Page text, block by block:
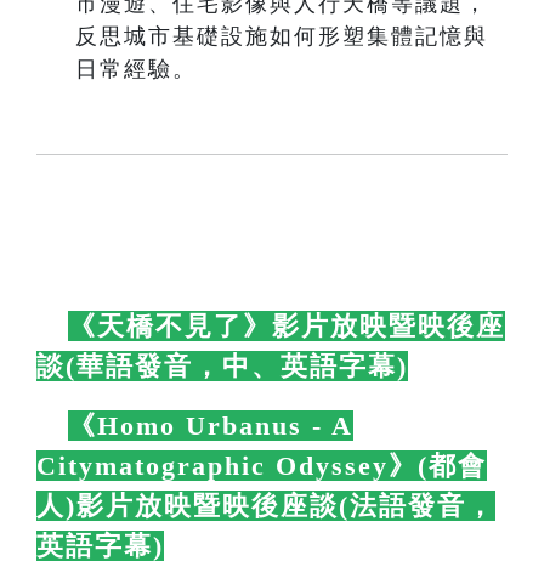
反思城市基礎設施如何形塑集體記憶與
日常經驗。
《天橋不見了》影片放映暨映後座
談(華語發音，中、英語字幕)
《Homo Urbanus - A
Citymatographic Odyssey》(都會
人)影片放映暨映後座談(法語發音，
英語字幕)